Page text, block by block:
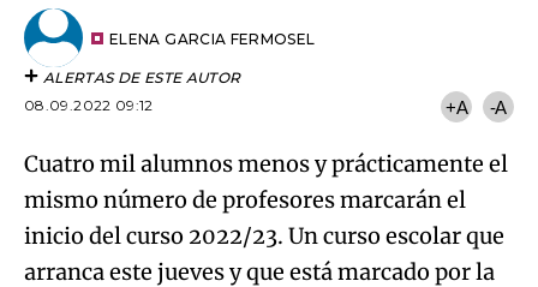
ELENA GARCIA FERMOSEL
ALERTAS DE ESTE AUTOR
08.09.2022 09:12
+A -A
Cuatro mil alumnos menos y prácticamente el
mismo número de profesores marcarán el
inicio del curso 2022/23. Un curso escolar que
arranca este jueves y que está marcado por la